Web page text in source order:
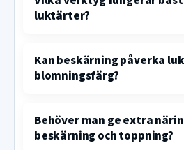
luktärter?
Kan beskärning påverka
blomningsfärg?
Behöver man ge extra
beskärning och toppning?